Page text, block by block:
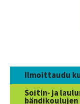
Ilmoittaudu
Soitin- ja
bändikoulujen